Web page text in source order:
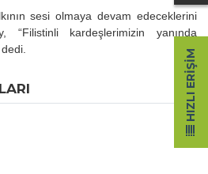
sesi olmaya devam edeceklerini
“Filistinli kardeşlerimizin yanında
HIZLI ERIŞIM